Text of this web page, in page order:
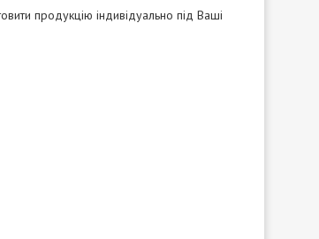
продукцію індивідуально під Ваші